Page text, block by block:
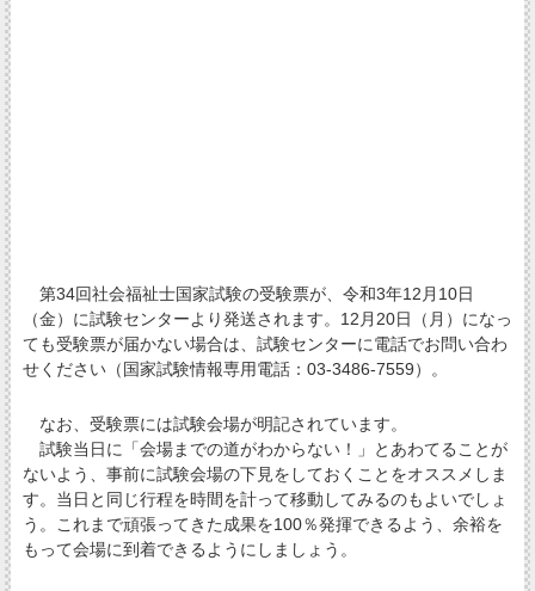
第34回社会福祉士国家試験の受験票が、令和3年12月10日
（金）に試験センターより発送されます。12月20日（月）になっ
ても受験票が届かない場合は、試験センターに電話でお問い合わ
せください（国家試験情報専用電話：03-3486-7559）。
なお、受験票には試験会場が明記されています。
試験当日に「会場までの道がわからない！」とあわてることが
ないよう、事前に試験会場の下見をしておくことをオススメしま
す。当日と同じ行程を時間を計って移動してみるのもよいでしょ
う。これまで頑張ってきた成果を100％発揮できるよう、余裕を
もって会場に到着できるようにしましょう。